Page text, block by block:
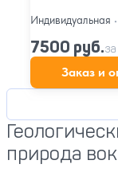
Индивидуальная •
7500 руб.
Заказ и
природа